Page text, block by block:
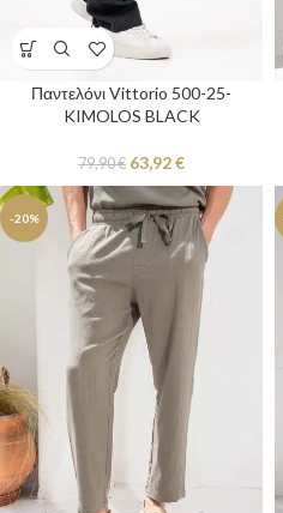
Παντελόνι Vittorio 500-25-
KIMOLOS BLACK
79,90€ 63,92€
-20%